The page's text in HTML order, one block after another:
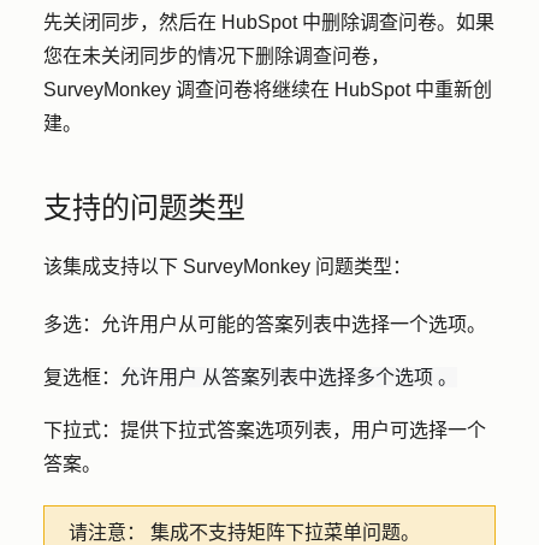
先关闭同步，然后在 HubSpot 中删除调查问卷。如果
您在未关闭同步的情况下删除调查问卷，
SurveyMonkey 调查问卷将继续在 HubSpot 中重新创
建。
支持的问题类型
该集成支持以下 SurveyMonkey 问题类型：
多选：允许用户从可能的答案列表中选择一个选项。
复选框 ： 允许用户 从答案列表中选择多个选项 。
下拉式：提供下拉式答案选项列表，用户可选择一个
答案。
请注意： 集成不支持矩阵下拉菜单问题。